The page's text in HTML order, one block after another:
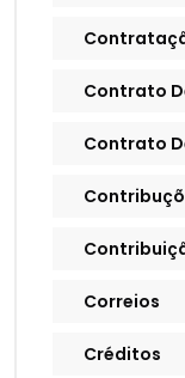
Contrato
Contrato
Correios
Créditos